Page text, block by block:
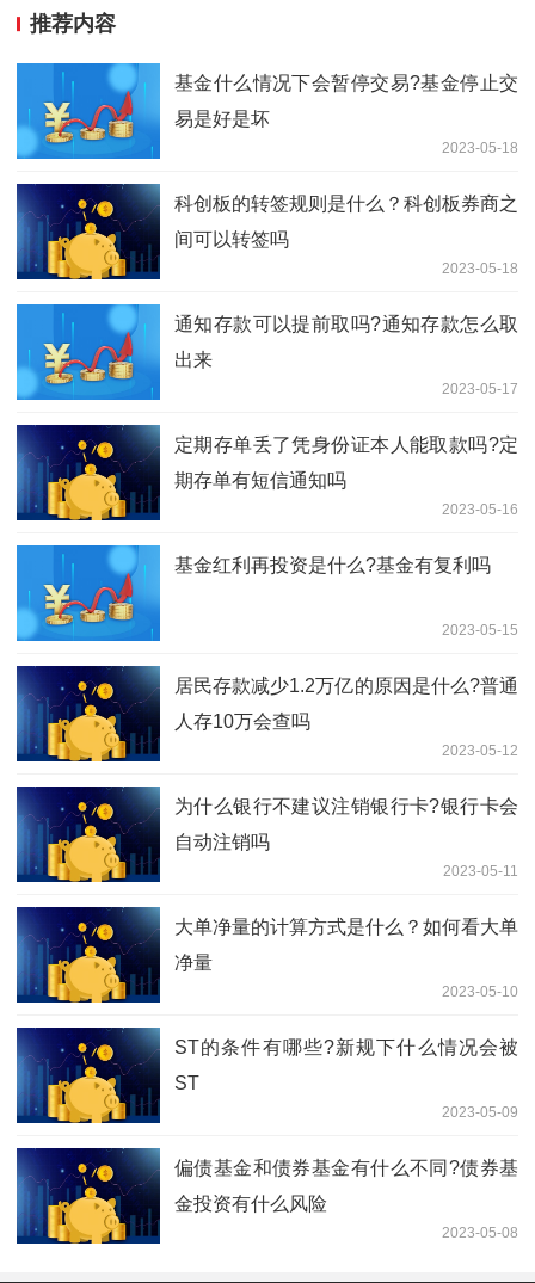
推荐内容
基金什么情况下会暂停交易?基金停止交
易是好是坏
2023-05-18
科创板的转签规则是什么？科创板券商之
间可以转签吗
2023-05-18
通知存款可以提前取吗?通知存款怎么取
出来
2023-05-17
定期存单丢了凭身份证本人能取款吗?定
期存单有短信通知吗
2023-05-16
基金红利再投资是什么?基金有复利吗
2023-05-15
居民存款减少1.2万亿的原因是什么?普通
人存10万会查吗
2023-05-12
为什么银行不建议注销银行卡?银行卡会
自动注销吗
2023-05-11
大单净量的计算方式是什么？如何看大单
净量
2023-05-10
ST的条件有哪些?新规下什么情况会被
ST
2023-05-09
偏债基金和债券基金有什么不同?债券基
金投资有什么风险
2023-05-08